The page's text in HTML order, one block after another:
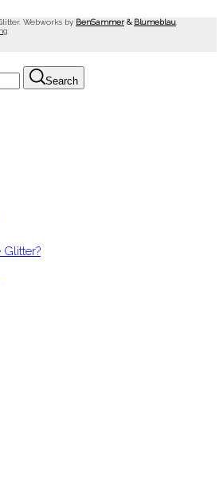
Webworks by BenSammer & Blumeblau
Search